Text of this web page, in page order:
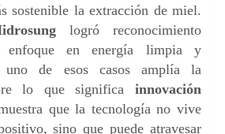
sostenible la extracción de miel.
logró reconocimiento
enfoque en energía limpia y
uno de esos casos amplía la
lo que significa innovación
que la tecnología no vive
sino que puede atravesar